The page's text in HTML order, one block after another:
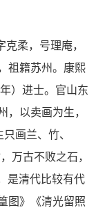
克柔，号理庵，
祖籍苏州。康熙
）进士。官山东
，以卖画为生，
画兰、竹、
万古不败之石，
是清代比较有代
图》《清光留照